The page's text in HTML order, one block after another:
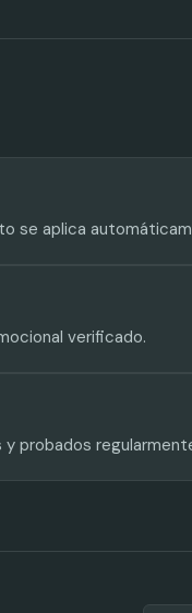
se aplica
verificado.
probados